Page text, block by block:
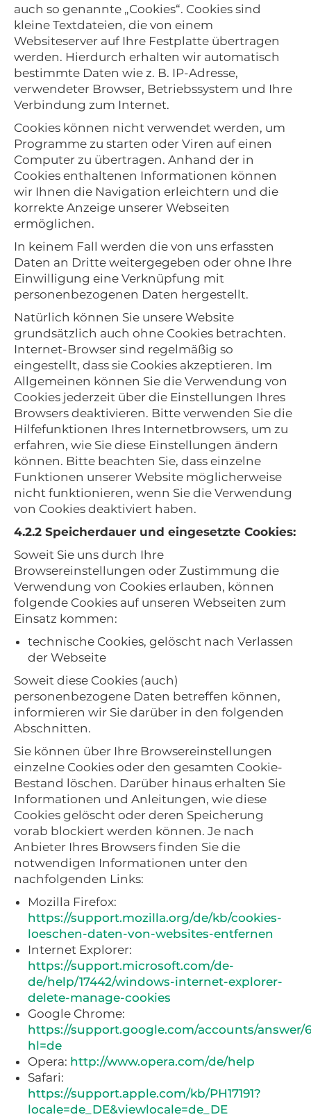
auch so genannte „Cookies“. Cookies sind
kleine Textdateien, die von einem
Websiteserver auf Ihre Festplatte übertragen
werden. Hierdurch erhalten wir automatisch
bestimmte Daten wie z. B. IP-Adresse,
verwendeter Browser, Betriebssystem und Ihre
Verbindung zum Internet.
Cookies können nicht verwendet werden, um
Programme zu starten oder Viren auf einen
Computer zu übertragen. Anhand der in
Cookies enthaltenen Informationen können
wir Ihnen die Navigation erleichtern und die
korrekte Anzeige unserer Webseiten
ermöglichen.
In keinem Fall werden die von uns erfassten
Daten an Dritte weitergegeben oder ohne Ihre
Einwilligung eine Verknüpfung mit
personenbezogenen Daten hergestellt.
Natürlich können Sie unsere Website
grundsätzlich auch ohne Cookies betrachten.
Internet-Browser sind regelmäßig so
eingestellt, dass sie Cookies akzeptieren. Im
Allgemeinen können Sie die Verwendung von
Cookies jederzeit über die Einstellungen Ihres
Browsers deaktivieren. Bitte verwenden Sie die
Hilfefunktionen Ihres Internetbrowsers, um zu
erfahren, wie Sie diese Einstellungen ändern
können. Bitte beachten Sie, dass einzelne
Funktionen unserer Website möglicherweise
nicht funktionieren, wenn Sie die Verwendung
von Cookies deaktiviert haben.
4.2.2 Speicherdauer und eingesetzte Cookies:
Soweit Sie uns durch Ihre
Browsereinstellungen oder Zustimmung die
Verwendung von Cookies erlauben, können
folgende Cookies auf unseren Webseiten zum
Einsatz kommen:
technische Cookies, gelöscht nach Verlassen
der Webseite
Soweit diese Cookies (auch)
personenbezogene Daten betreffen können,
informieren wir Sie darüber in den folgenden
Abschnitten.
Sie können über Ihre Browsereinstellungen
einzelne Cookies oder den gesamten Cookie-
Bestand löschen. Darüber hinaus erhalten Sie
Informationen und Anleitungen, wie diese
Cookies gelöscht oder deren Speicherung
vorab blockiert werden können. Je nach
Anbieter Ihres Browsers finden Sie die
notwendigen Informationen unter den
nachfolgenden Links:
Mozilla Firefox:
https://support.mozilla.org/de/kb/cookies-
loeschen-daten-von-websites-entfernen
Internet Explorer:
https://support.microsoft.com/de-
de/help/17442/windows-internet-explorer-
delete-manage-cookies
Google Chrome:
https://support.google.com/accounts/answer/
hl=de
Opera: http://www.opera.com/de/help
Safari:
https://support.apple.com/kb/PH17191?
locale=de_DE&viewlocale=de_DE